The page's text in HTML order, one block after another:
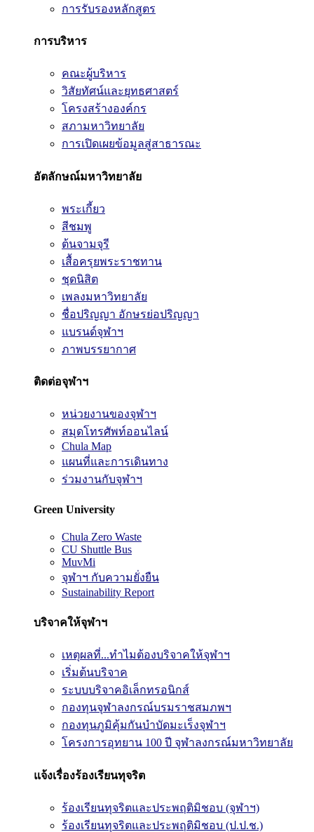
การรับรองหลักสูตร
การบริหาร
คณะผู้บริหาร
วิสัยทัศน์และยุทธศาสตร์
โครงสร้างองค์กร
สภามหาวิทยาลัย
การเปิดเผยข้อมูลสู่สาธารณะ
อัตลักษณ์มหาวิทยาลัย
พระเกี้ยว
สีชมพู
ต้นจามจุรี
เสื้อครุยพระราชทาน
ชุดนิสิต
เพลงมหาวิทยาลัย
ชื่อปริญญา อักษรย่อปริญญา
แบรนด์จุฬาฯ
ภาพบรรยากาศ
ติดต่อจุฬาฯ
หน่วยงานของจุฬาฯ
สมุดโทรศัพท์ออนไลน์
Chula Map
แผนที่และการเดินทาง
ร่วมงานกับจุฬาฯ
Green University
Chula Zero Waste
CU Shuttle Bus
MuvMi
จุฬาฯ กับความยั่งยืน
Sustainability Report
บริจาคให้จุฬาฯ
เหตุผลที่...ทำไมต้องบริจาคให้จุฬาฯ
เริ่มต้นบริจาค
ระบบบริจาคอิเล็กทรอนิกส์
กองทุนจุฬาลงกรณ์บรมราชสมภพฯ
กองทุนภูมิคุ้มกันบำบัดมะเร็งจุฬาฯ
โครงการอุทยาน 100 ปี จุฬาลงกรณ์มหาวิทยาลัย
แจ้งเรื่องร้องเรียนทุจริต
ร้องเรียนทุจริตและประพฤติมิชอบ (จุฬาฯ)
ร้องเรียนทุจริตและประพฤติมิชอบ (ป.ป.ช.)